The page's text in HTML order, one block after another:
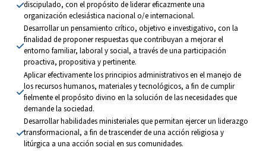
discipulado, con el propósito de liderar eficazmente una
organización eclesiástica nacional o/e internacional.
Desarrollar un pensamiento crítico, objetivo e investigativo, con la
finalidad de proponer respuestas que contribuyan a mejorar el
entorno familiar, laboral y social, a través de una participación
proactiva, propositiva y pertinente.
Aplicar efectivamente los principios administrativos en el manejo de
los recursos humanos, materiales y tecnológicos, a fin de cumplir
fielmente el propósito divino en la solución de las necesidades que
demande la sociedad.
Desarrollar habilidades ministeriales que permitan ejercer un liderazgo
transformacional, a fin de trascender de una acción religiosa y
litúrgica a una acción social en sus comunidades.